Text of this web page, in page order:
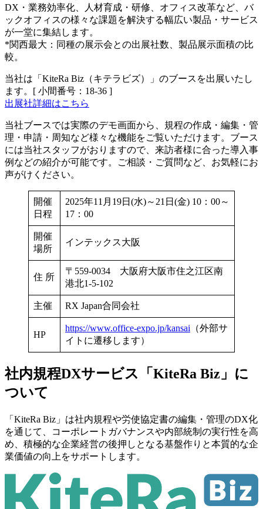
DX・業務効率化、人材育成・研修、オフィス改革など、バ
ックオフィスの様々な課題を解決する幅広い製品・サービス
が一堂に集結します。
*関西最大：同種の展示会との出展社数、製品展示面積の比
較。
当社は「KiteRa Biz（キテラビズ）」のブースを出展いたし
ます。[ 小間番号：18-36 ]
出展社詳細はこちら
当社ブースでは実際のデモ画面から、規程の作成・編集・管
理・申請・周知など様々な機能をご覧いただけます。ブース
には当社スタッフがおりますので、来訪者様に合った導入事
例などの紹介が可能です。ご相談・ご質問など、お気軽にお
声がけください。
開催
日程
2025年11月19日(水)～21日(金) 10：00～
17：00
開催
場所
インテックス大阪
住 所
〒559-0034 大阪府大阪市住之江区南
港北1-5-102
主催 RX Japan合同会社
HP
https://www.office-expo.jp/kansai （外部サ
イトに遷移します）
社内規程DXサービス
「KiteRa Biz」に
ついて
「KiteRa Biz」は社内規程や労使協定書の編集・管理のDX化
を通じて、コーポレートガバナンスや内部統制の実行性を高
め、積極的な企業経営の後押しとなる基盤作りと本質的な企
業価値の向上をサポートします。